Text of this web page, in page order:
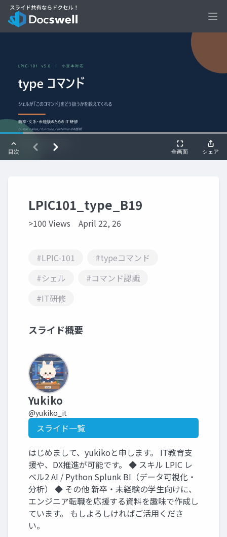
LPIC101_type_B19
>100 Views April 22, 26
#LPIC-101
#typeコマンド
#シェル
#コマンド認識
#IT研修
スライド概要
Yukiko
@yukiko_it
スライド一覧
はじめまして、yukikoと申します。 IT教育支
援や、DX推進が可能です。 ◆ スキル LPIC レ
ベル2 AI / Python Splunk BI（データ可視化・
分析） ◆ その他 新卒・未経験の学生向けに、
エンジニア転職を応援する資料を趣味で作成し
ています。 もしよろしければご活用くださ
い。